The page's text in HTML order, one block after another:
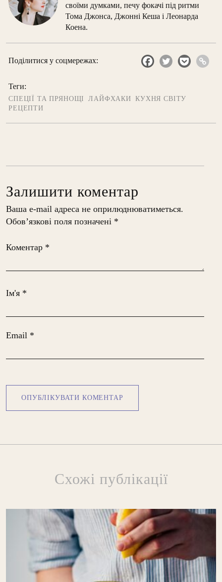
своїми думками, печу фокачі під ритми
Тома Джонса, Джонні Кеша і Леонарда
Коена.
Поділитися у соцмережах:
Теги:
СПЕЦІЇ ТА ПРЯНОЩІ ЛАЙФХАКИ
КУХНЯ СВІТУ
РЕЦЕПТИ
Залишити коментар
Ваша e-mail адреса не оприлюднюватиметься.
Обов’язкові поля позначені *
Коментар *
Ім'я *
Email *
Схожі публікації